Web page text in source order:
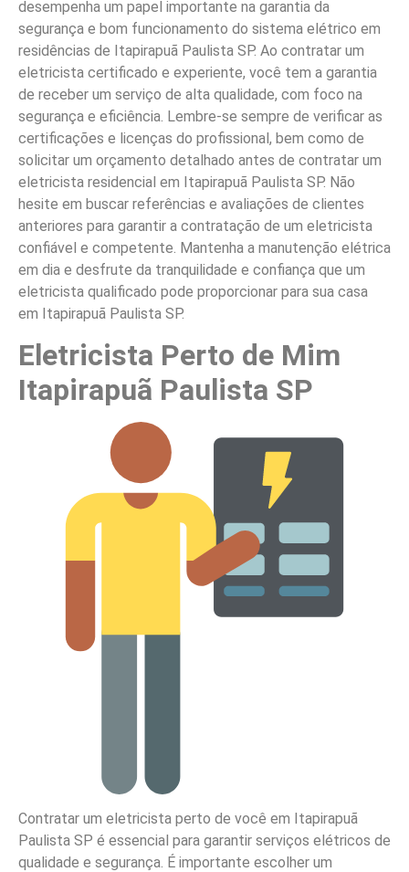
desempenha um papel importante na garantia da
segurança e bom funcionamento do sistema elétrico em
residências de Itapirapuã Paulista SP. Ao contratar um
eletricista certificado e experiente, você tem a garantia
de receber um serviço de alta qualidade, com foco na
segurança e eficiência. Lembre-se sempre de verificar as
certificações e licenças do profissional, bem como de
solicitar um orçamento detalhado antes de contratar um
eletricista residencial em Itapirapuã Paulista SP. Não
hesite em buscar referências e avaliações de clientes
anteriores para garantir a contratação de um eletricista
confiável e competente. Mantenha a manutenção elétrica
em dia e desfrute da tranquilidade e confiança que um
eletricista qualificado pode proporcionar para sua casa
em Itapirapuã Paulista SP.
Eletricista Perto de Mim
Itapirapuã Paulista SP
Contratar um eletricista perto de você em Itapirapuã
Paulista SP é essencial para garantir serviços elétricos de
qualidade e segurança. É importante escolher um